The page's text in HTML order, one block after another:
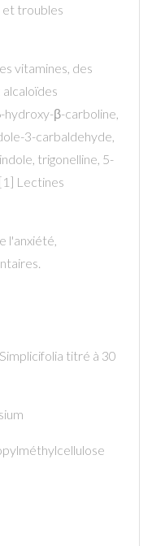
et troubles
vitamines, des
β-carboline,
3-carbaldehyde,
trigonelline, 5-
Lectines
l'anxiété,
titré à 30